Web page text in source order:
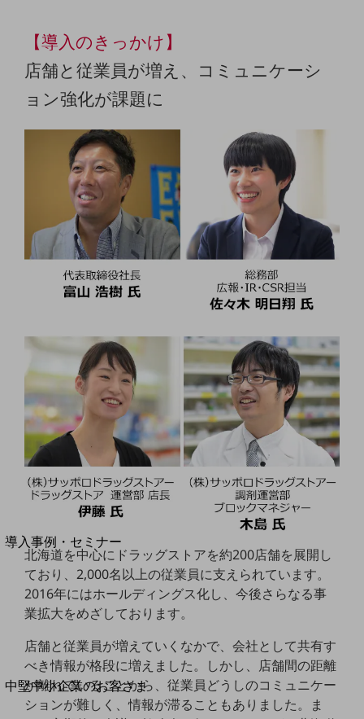
衛星携帯電話
IOT完了済みメーカーブランド製品
料金TOP
ドコモBiz データ無制限 ドコモ MAX ドコモ mini ドコモBiz かけ放題
ケータイプラン
5Gデータプラス
データプラス
IoT向け回線料金
home5Gプラン
セキュリティ
運用保守・故障紛失サポート
回線・ネットワーク
お手続き
別ウィンドウで開きます
導入事例・セミナー
導入事例TOP
最新の導入事例や注目の導入事例をご紹介します
セミナー
別ウィンドウで開きます
中堅中小企業のお客さま
NTTドコモビジネスウォッチ
【導入のきっかけ】
店舗と従業員が増え、コミュニケーシ
ョン強化が課題に
北海道を中心にドラッグストアを約200店舗を展開し
ており、2,000名以上の従業員に支えられています。
2016年にはホールディングス化し、今後さらなる事
業拡大をめざしております。
店舗と従業員が増えていくなかで、会社として共有す
べき情報が格段に増えました。しかし、店舗間の距離
が離れていることから、従業員どうしのコミュニケー
ションが難しく、情報が滞ることもありました。ま